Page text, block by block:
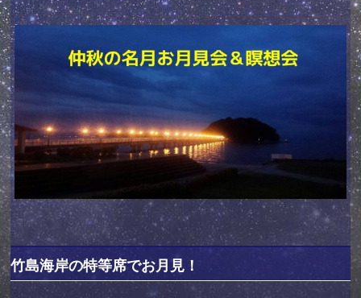
竹島海岸の特等席でお月見！